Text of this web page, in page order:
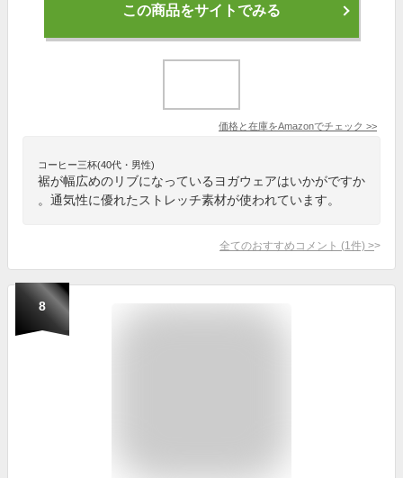
この商品をサイトでみる
価格と在庫をAmazonでチェック >>
コーヒー三杯(40代・男性)
裾が幅広めのリブになっているヨガウェアはいかがですか
。通気性に優れたストレッチ素材が使われています。
全てのおすすめコメント (1 件) >
8